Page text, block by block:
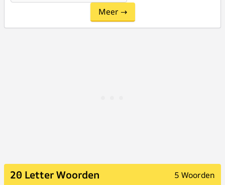
Meer →
20 Letter Woorden 5 Woorden